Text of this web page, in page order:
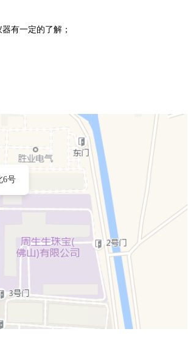
有一定的了解；
6号